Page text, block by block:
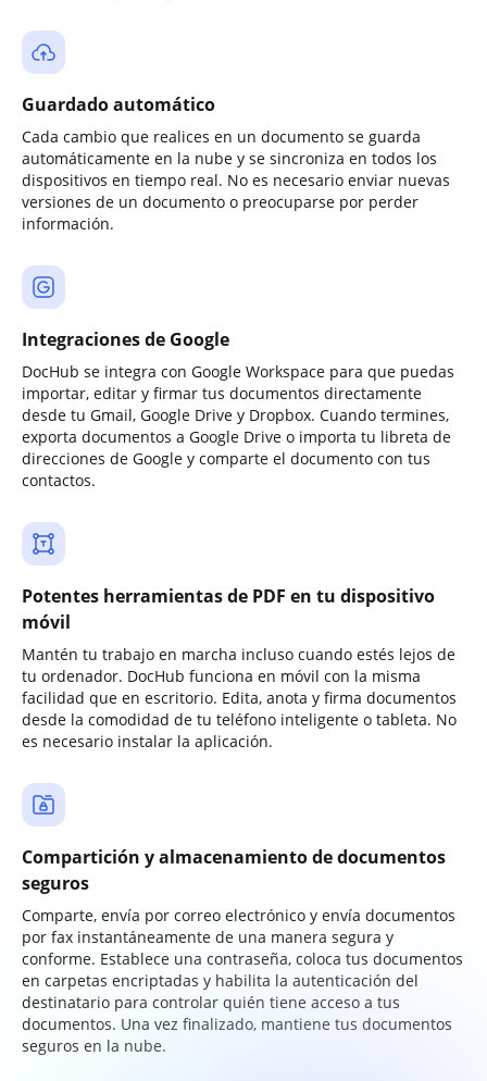
Guardado automático
Cada cambio que realices en un documento se guarda
automáticamente en la nube y se sincroniza en todos los
dispositivos en tiempo real. No es necesario enviar nuevas
versiones de un documento o preocuparse por perder
información.
Integraciones de Google
DocHub se integra con Google Workspace para que puedas
importar, editar y firmar tus documentos directamente
desde tu Gmail, Google Drive y Dropbox. Cuando termines,
exporta documentos a Google Drive o importa tu libreta de
direcciones de Google y comparte el documento con tus
contactos.
Potentes herramientas de PDF en tu dispositivo
móvil
Mantén tu trabajo en marcha incluso cuando estés lejos de
tu ordenador. DocHub funciona en móvil con la misma
facilidad que en escritorio. Edita, anota y firma documentos
desde la comodidad de tu teléfono inteligente o tableta. No
es necesario instalar la aplicación.
Compartición y almacenamiento de documentos
seguros
Comparte, envía por correo electrónico y envía documentos
por fax instantáneamente de una manera segura y
conforme. Establece una contraseña, coloca tus documentos
en carpetas encriptadas y habilita la autenticación del
destinatario para controlar quién tiene acceso a tus
documentos. Una vez finalizado, mantiene tus documentos
seguros en la nube.